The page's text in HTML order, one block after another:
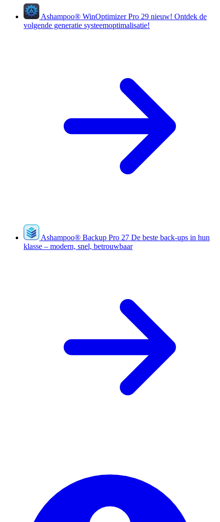
Ashampoo® WinOptimizer Pro 29 nieuw! Ontdek de
volgende generatie systeemoptimalisatie!
Ashampoo® Backup Pro 27 De beste back-ups in hun
klasse – modern, snel, betrouwbaar